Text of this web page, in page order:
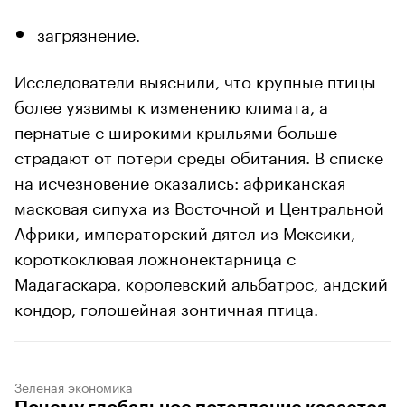
загрязнение.
Исследователи выяснили, что крупные птицы
более уязвимы к изменению климата, а
пернатые с широкими крыльями больше
страдают от потери среды обитания. В списке
на исчезновение оказались: африканская
масковая сипуха из Восточной и Центральной
Африки, императорский дятел из Мексики,
короткоклювая ложнонектарница с
Мадагаскара, королевский альбатрос, андский
кондор, голошейная зонтичная птица.
Зеленая экономика